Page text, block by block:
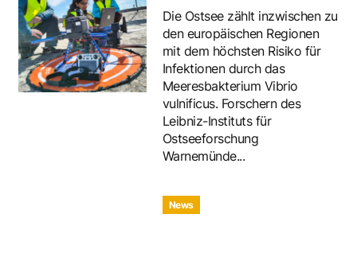
Die Ostsee zählt inzwischen zu
den europäischen Regionen
mit dem höchsten Risiko für
Infektionen durch das
Meeresbakterium Vibrio
vulnificus. Forschern des
Leibniz-Instituts für
Ostseeforschung
Warnemünde...
News